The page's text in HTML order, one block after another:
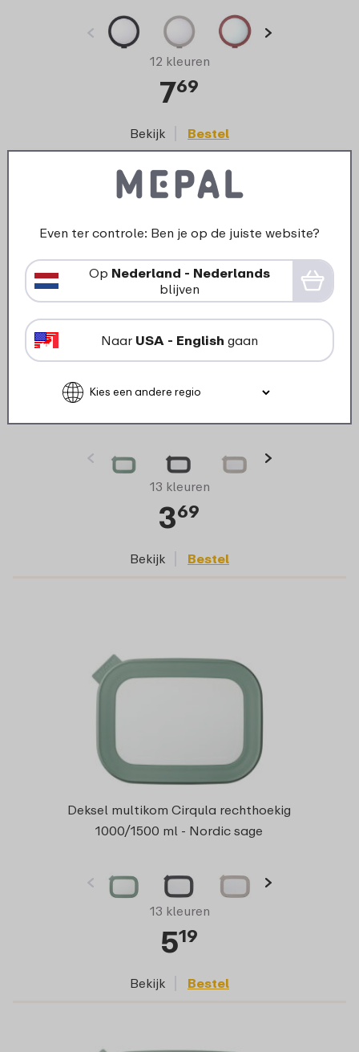
12 kleuren
769
Bekijk Bestel
Deksel multikom Cirqula rechthoekig
13 kleuren
369
Bekijk Bestel
Deksel multikom Cirqula rechthoekig
1000/1500 ml - Nordic sage
13 kleuren
519
Bekijk Bestel
Even ter controle: Ben je op de juiste website?
Op Nederland - Nederlands
blijven
Naar USA - English gaan